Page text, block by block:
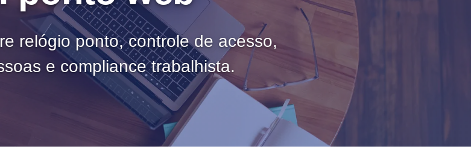
relógio ponto, controle de acesso,
e compliance trabalhista.